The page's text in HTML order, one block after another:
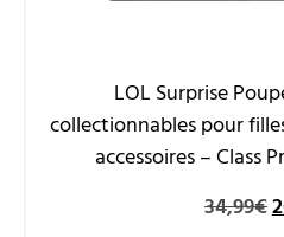
LOL Surprise
collectionnables pour
accessoires – Class
34,99€